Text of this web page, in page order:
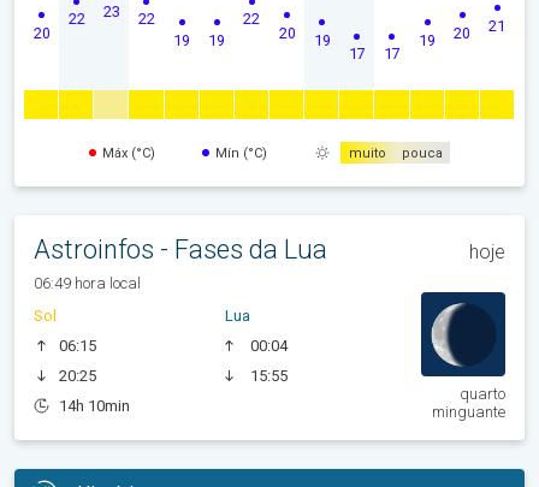
20
22 23 22
19 19
22
20 19
17 17
19 20 21
Máx (°C) Mín (°C) muito pouca
Astroinfos - Fases da Lua hoje
06:49 hora local
Sol
06:15
20:25
14h 10min
Lua
00:04
15:55
quarto
minguante